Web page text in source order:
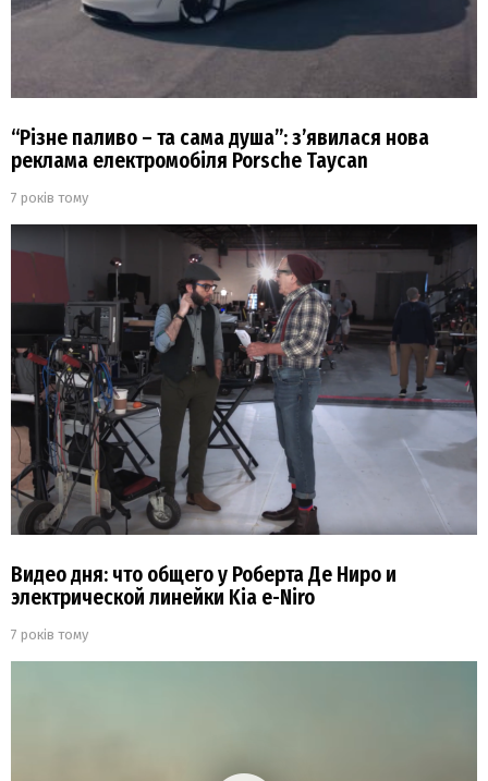
“Різне паливо – та сама душа”: з’явилася нова
реклама електромобіля Porsche Taycan
7 років тому
Видео дня: что общего у Роберта Де Ниро и
электрической линейки Kia e-Niro
7 років тому